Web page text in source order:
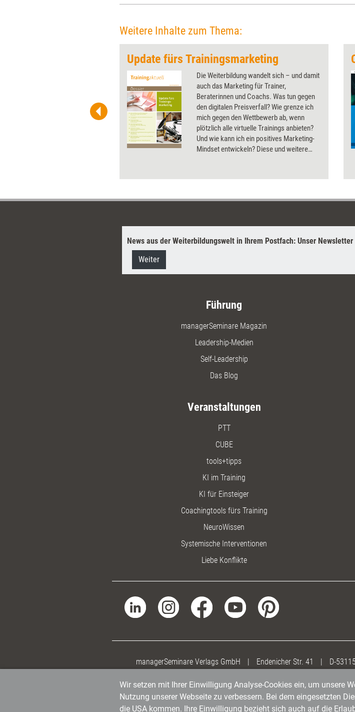
Weitere Inhalte zum Thema:
Update fürs Trainingsmarketing
Die Weiterbildung wandelt sich – und damit
auch das Marketing für Trainer,
Beraterinnen und Coachs. Was tun gegen
den digitalen Preisverfall? Wie grenze ich
mich gegen den Wettbewerb ab, wenn
plötzlich alle virtuelle Trainings anbieten?
Und wie kann ich ein positives Marketing-
Mindset entwickeln? Diese und weitere
News aus der Weiterbildungswelt in Ihrem Postfach: Unser Newsletter
Weiter
Führung
managerSeminare Magazin
Leadership-Medien
Self-Leadership
Das Blog
Veranstaltungen
PTT
CUBE
tools+tipps
KI im Training
KI für Einsteiger
Coachingtools fürs Training
NeuroWissen
Systemische Interventionen
Liebe Konflikte
managerSeminare Verlags GmbH | Endenicher Str. 41 | D-
Wir setzen mit Ihrer Einwilligung Analyse-Cookies ein, um unsere
Nutzung unserer Webseite zu verbessern. Bei dem eingesetzten
die USA kommen. Ihre Einwilligung bezieht sich auch auf die